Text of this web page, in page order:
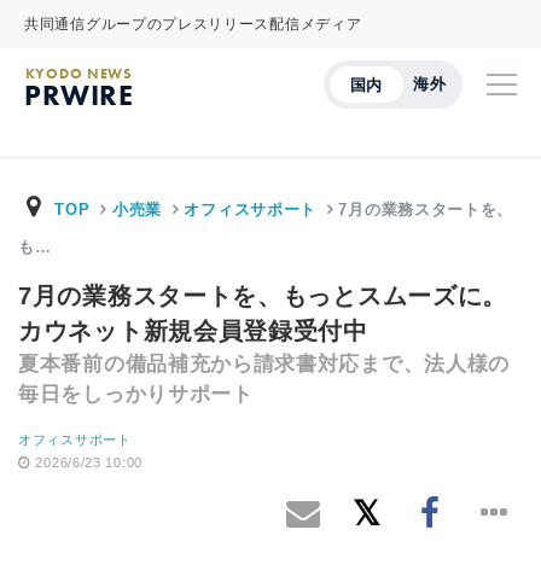
共同通信グループのプレスリリース配信メディア
国内 海外
KYODO NEWS
PRWIRE
TOP 小売業 オフィスサポート 7月の業務スタートを、
も…
7月の業務スタートを、もっとスムーズに。
カウネット新規会員登録受付中
夏本番前の備品補充から請求書対応まで、法人様の
毎日をしっかりサポート
オフィスサポート
2026/6/23 10:00